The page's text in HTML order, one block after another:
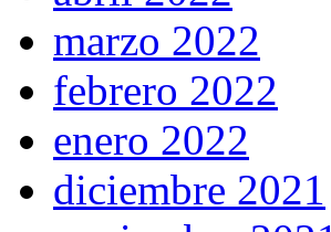
marzo 2022
febrero 2022
enero 2022
diciembre 2021